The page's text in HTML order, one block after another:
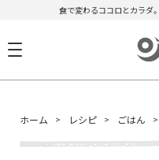
食で変わるココロとカラダ
ホーム レシピ ごはん